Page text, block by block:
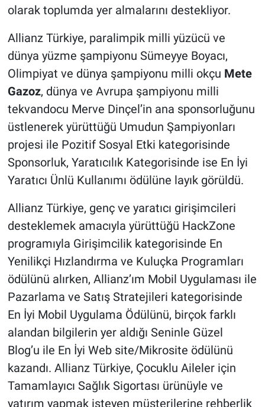
olarak toplumda yer almalarını destekliyor.
Allianz Türkiye, paralimpik milli yüzücü ve
dünya yüzme şampiyonu Sümeyye Boyacı,
Olimpiyat ve dünya şampiyonu milli okçu Mete
Gazoz, dünya ve Avrupa şampiyonu milli
tekvandocu Merve Dinçel’in ana sponsorluğunu
üstlenerek yürüttüğü Umudun Şampiyonları
projesi ile Pozitif Sosyal Etki kategorisinde
Sponsorluk, Yaratıcılık Kategorisinde ise En İyi
Yaratıcı Ünlü Kullanımı ödülüne layık görüldü.
Allianz Türkiye, genç ve yaratıcı girişimcileri
desteklemek amacıyla yürüttüğü HackZone
programıyla Girişimcilik kategorisinde En
Yenilikçi Hızlandırma ve Kuluçka Programları
ödülünü alırken, Allianz’ım Mobil Uygulaması ile
Pazarlama ve Satış Stratejileri kategorisinde
En İyi Mobil Uygulama Ödülünü, birçok farklı
alandan bilgilerin yer aldığı Seninle Güzel
Blog’u ile En İyi Web site/Mikrosite ödülünü
kazandı. Allianz Türkiye, Çocuklu Aileler için
Tamamlayıcı Sağlık Sigortası ürünüyle ve
yatırım yapmak isteyen müşterilerine rehberlik